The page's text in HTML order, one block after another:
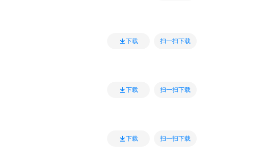
下载 扫一扫下载
下载 扫一扫下载
下载 扫一扫下载